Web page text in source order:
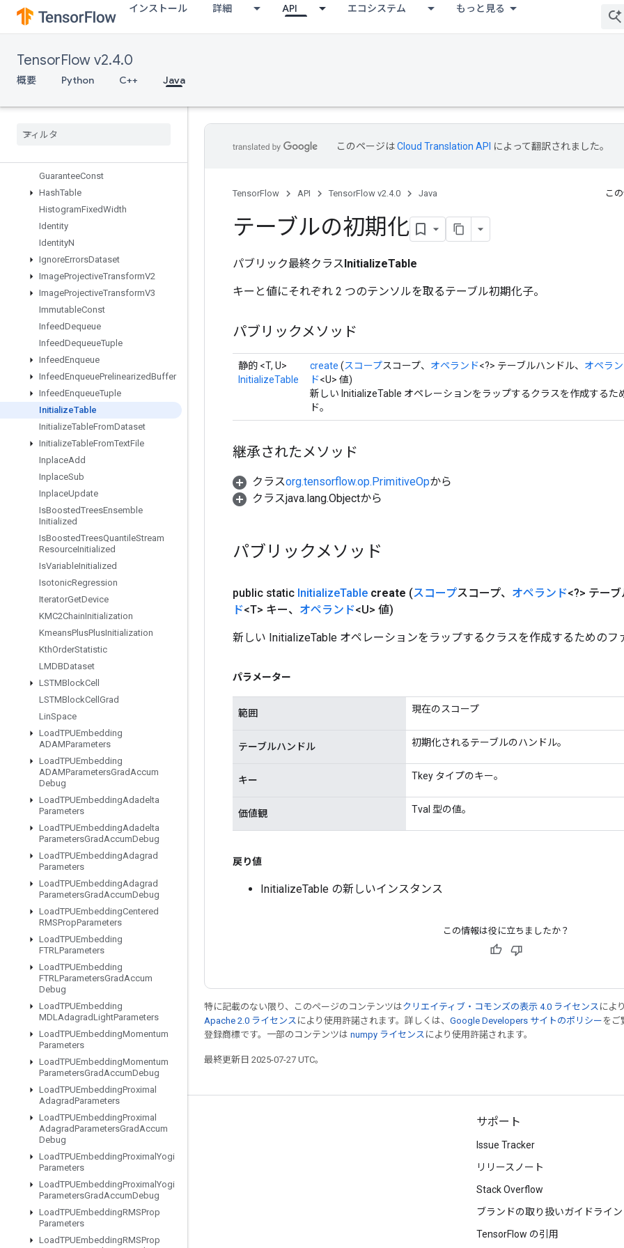
インストール 詳細 API エコシステム もっと見る
TensorFlow v2.4.0
概要 Python C++ Java
FusedBatchNormGradV3
FusedBatchNormV3
GRUBlockCellGrad
Gather
GenerateBoundingBoxProposals
GuaranteeConst
HashTable
HistogramFixedWidth
Identity
IdentityN
IgnoreErrorsDataset
ImageProjectiveTransformV2
ImageProjectiveTransformV3
ImmutableConst
InfeedDequeue
InfeedDequeueTuple
InfeedEnqueue
InfeedEnqueuePrelinearizedBuffer
InfeedEnqueueTuple
InitializeTable
InitializeTableFromDataset
InitializeTableFromTextFile
InplaceAdd
InplaceSub
InplaceUpdate
IsBoostedTreesEnsemble
Initialized
IsBoostedTreesQuantileStream
ResourceInitialized
IsVariableInitialized
IsotonicRegression
IteratorGetDevice
KMC2ChainInitialization
KmeansPlusPlusInitialization
KthOrderStatistic
LMDBDataset
LSTMBlockCell
LSTMBlockCell Grad
LinSpace
LoadTPUEmbedding
ADAMParameters
LoadTPUEmbedding
ADAMParametersGradAccum
Debug
LoadTPUEmbeddingAdadelta
Parameters
LoadTPUEmbeddingAdadelta
ParametersGradAccumDebug
LoadTPUEmbeddingAdagrad
Parameters
LoadTPUEmbeddingAdagrad
ParametersGradAccumDebug
LoadTPUEmbeddingCentered
RMSPropParameters
LoadTPUEmbedding
FTRLParameters
LoadTPUEmbedding
FTRLParametersGradAccum
Debug
LoadTPUEmbedding
MDLAdagradLightParameters
LoadTPUEmbeddingMomentum
Parameters
LoadTPUEmbeddingMomentum
ParametersGradAccumDebug
LoadTPUEmbeddingProximal
AdagradParameters
LoadTPUEmbeddingProximal
AdagradParametersGradAccum
Debug
LoadTPUEmbeddingProximal Yogi
Parameters
LoadTPUEmbeddingProximal Yogi
ParametersGradAccumDebug
LoadTPUEmbeddingRMSProp
Parameters
LoadTPUEmbeddingRMSProp
このページはCloud Translation API によって翻訳されました。
TensorFlow API TensorFlow v2.4.0 Java こ
テーブルの初期化
パブリック最終クラスInitializeTable
キーと値にそれぞれ 2 つのテンソルを取るテーブル初期化子。
パブリックメソッド
静的 <T, U>
InitializeTable
create (スコープスコープ、 オペランド<?> テーブルハンドル、 オペラ
ド<U> 値)
新しい InitializeTable オペレーションをラップするクラスを作成するた
ド。
継承されたメソッド
クラスorg.tensorflow.op.PrimitiveOpから
クラスjava.lang.Objectから
パブリックメソッド
public static InitializeTable create (スコープスコープ、 オペランド<?> テーブ
ド<T> キー、 オペランド<U> 値)
新しい InitializeTable オペレーションをラップするクラスを作成するためのフ
パラメーター
範囲 現在のスコープ
テーブルハンドル 初期化されるテーブルのハンドル。
キー Tkey タイプのキー。
価値観 Tval 型の値。
戻り値
InitializeTable の新しいインスタンス
この情報は役に立ちましたか？
特に記載のない限り、このページのコンテンツはクリエイティブ・コモンズの表示 4.0 ライセンス によ
Apache 2.0 ライセンス により使用許諾されます。詳しくは、 Google Developers サイトのポリシー をご
登録商標です。一部のコンテンツは numpy ライセンス により使用許諾されます。
最終更新日 2025-07-27 UTC。
つながる
ブログ
フォーラム
GitHub
Twitter
サポート
Issue Tracker
リリースノート
Stack Overflow
ブランドの取り扱いガイドライン
TensorFlow の引用